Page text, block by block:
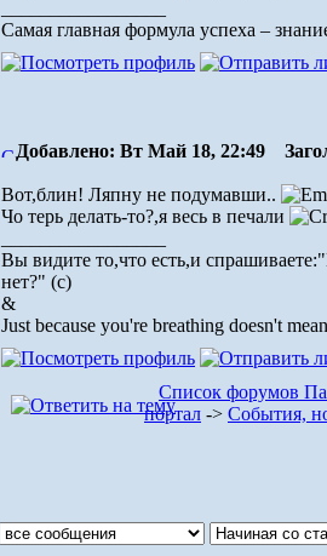
Самая главная формула успеха –
Добавлено: Вт Май 18, 22:49
Вот,блин! Ляпну не подумавши..
Чо терь делать-то?,я весь в печали
Вы видите то,что есть,и
нет?" (с)
&
Just because you're breathing doesn't
Список форумов
портал -> События,